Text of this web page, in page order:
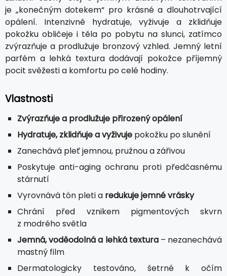
je „konečným dotekem“ pro krásné a dlouhotrvající
opálení. Intenzivně hydratuje, vyživuje a zklidňuje
pokožku obličeje i těla po pobytu na slunci, zatímco
zvýrazňuje a prodlužuje bronzový vzhled. Jemný letní
parfém a lehká textura dodávají pokožce příjemný
pocit svěžesti a komfortu po celé hodiny.
Vlastnosti
Zvýrazňuje a prodlužuje přirozený opálení
Hydratuje, zklidňuje a vyživuje pokožku po slunění
Zanechává pleť jemnou, pružnou a zářivou
Poskytuje anti-aging ochranu proti předčasnému
stárnutí
Vyrovnává tón pleti a redukuje jemné vrásky
Chrání před vznikem pigmentových skvrn
z modrého světla
Jemná, voděodolná a lehká textura– nezanechává
mastný film
Dermatologicky testováno, šetrné k očím